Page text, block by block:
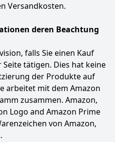
die zu dir passen. Der
benutzerfreundliche
schnell, einfach
gemacht - Wechsle die
Apps oder finde genau
hast – und das alles ganz
Sag's einfach – dein
macht – für
alles, was du liebst.
- Wechsle die
Apps oder finde genau
hast – und das alles ganz
Versandkosten.
deren Beachtung
falls Sie einen Kauf
tätigen. Dies hat keine
der Produkte auf
arbeitet mit dem Amazon
zusammen. Amazon,
Logo and Amazon Prime
von Amazon,